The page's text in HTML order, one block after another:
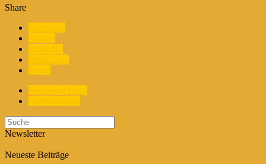
Share
Newsletter
Neueste Beiträge